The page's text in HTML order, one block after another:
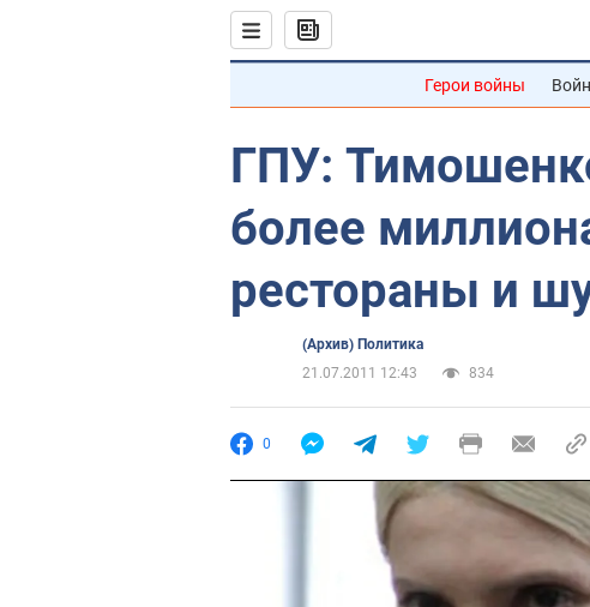
Герои войны
ГПУ:
более
рестораны и
(Архив) Политика
21.07.2011 12:43
834
0